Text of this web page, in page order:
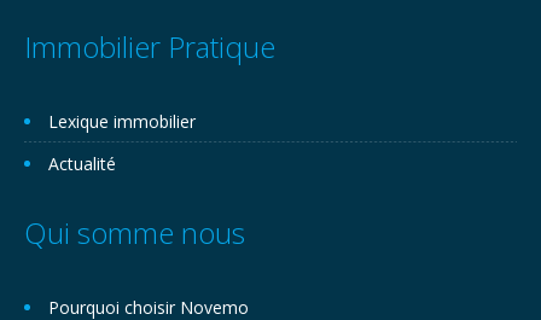
Immobilier Pratique
Lexique immobilier
Actualité
Qui somme nous
Pourquoi choisir Novemo